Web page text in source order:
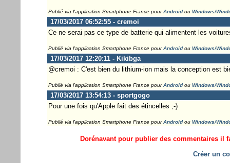
Publié via l'application Smartphone France pourAndroidou Windows/
17/03/2017 06:52:55 - cremoi
Ce ne serai pas ce type de batterie qui alimentent les
Publié via l'application Smartphone France pourAndroidou Windows/
17/03/2017 12:20:11 - Kikibga
@cremoi : C'est bien du lithium-ion mais la conception est
Publié via l'application Smartphone France pourAndroidou Windows/
17/03/2017 13:54:13 - sportgogo
Pour une fois qu'Apple fait des étincelles ;-)
Publié via l'application Smartphone France pourAndroidou Windows/
Dorénavant pour publier des commentaires il
Créer un